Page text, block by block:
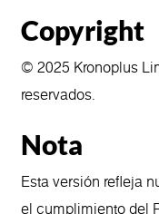
Copyright
© 2025 Kronoplus
reservados.
Nota
Esta versión refleja
el cumplimiento del